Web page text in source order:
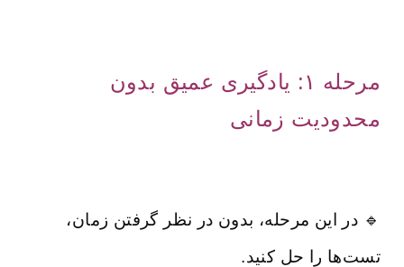
مرحله ۱: یادگیری عمیق بدون
محدودیت زمانی
🔹 در این مرحله، بدون در نظر گرفتن زمان،
تست‌ها را حل کنید.